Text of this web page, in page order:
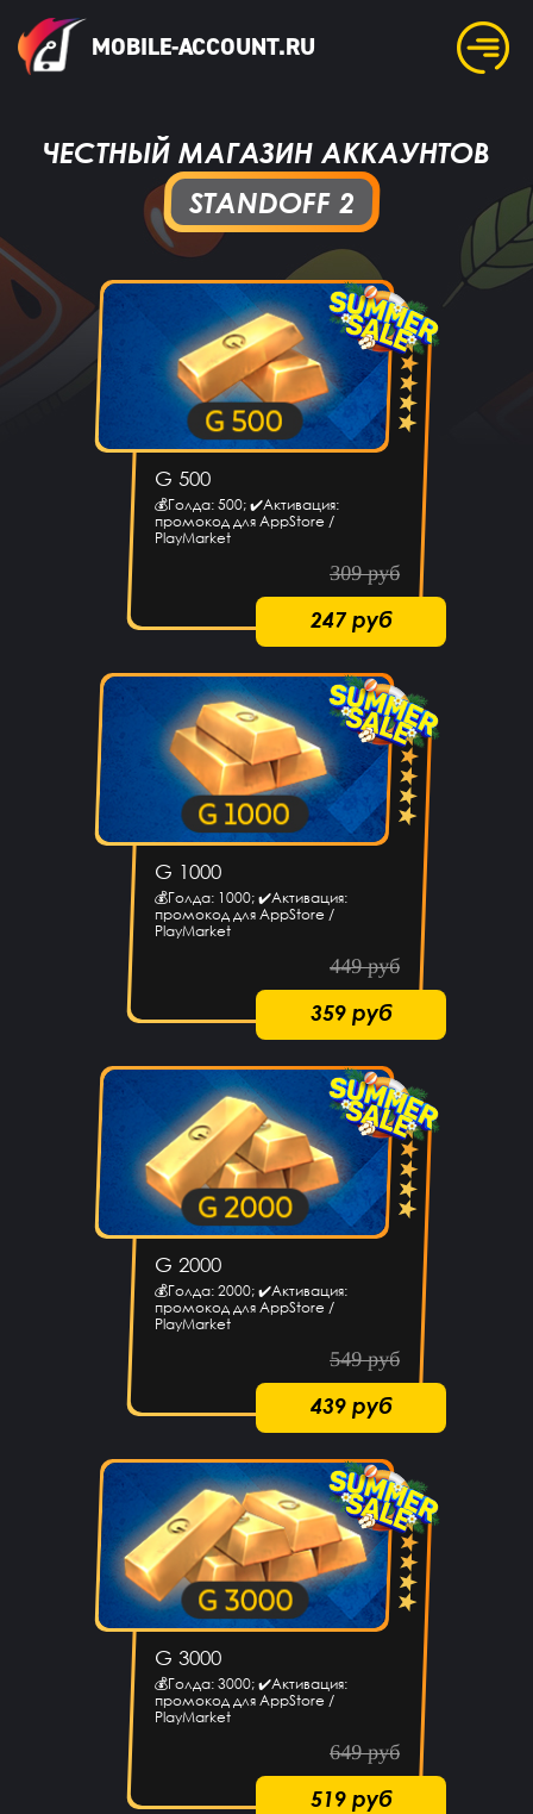
MOBILE-ACCOUNT.RU
ЧЕСТНЫЙ МАГАЗИН АККАУНТОВ
STANDOFF 2
G 500
💰Голда: 500; ✔️Активация:
промокод для AppStore /
PlayMarket
309 руб
247 руб
G 1000
💰Голда: 1000; ✔️Активация:
промокод для AppStore /
PlayMarket
449 руб
359 руб
G 2000
💰Голда: 2000; ✔️Активация:
промокод для AppStore /
PlayMarket
549 руб
439 руб
G 3000
💰Голда: 3000; ✔️Активация:
промокод для AppStore /
PlayMarket
649 руб
519 руб